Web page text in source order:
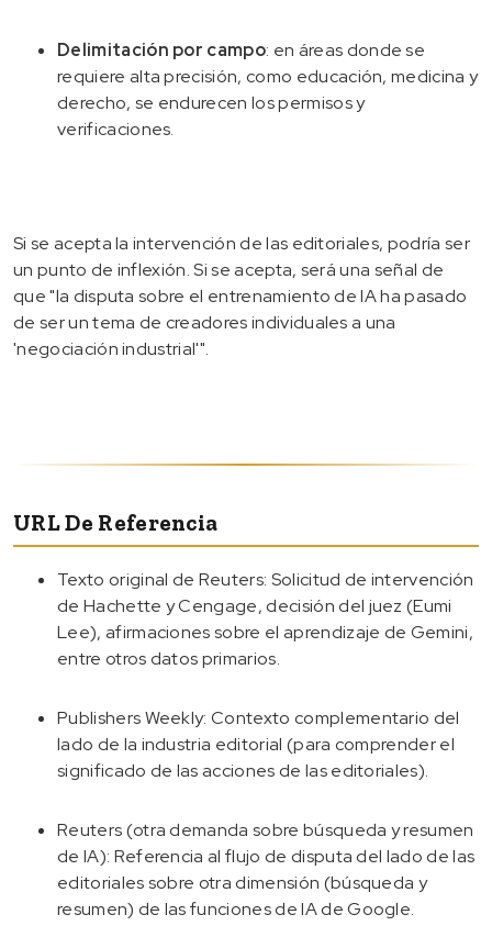
Delimitación por campo: en áreas donde se
requiere alta precisión, como educación, medicina y
derecho, se endurecen los permisos y
verificaciones.
Si se acepta la intervención de las editoriales, podría ser
un punto de inflexión. Si se acepta, será una señal de
que "la disputa sobre el entrenamiento de IA ha pasado
de ser un tema de creadores individuales a una
'negociación industrial'".
URL De Referencia
Texto original de Reuters: Solicitud de intervención
de Hachette y Cengage, decisión del juez (Eumi
Lee), afirmaciones sobre el aprendizaje de Gemini,
entre otros datos primarios.
Publishers Weekly: Contexto complementario del
lado de la industria editorial (para comprender el
significado de las acciones de las editoriales).
Reuters (otra demanda sobre búsqueda y resumen
de IA): Referencia al flujo de disputa del lado de las
editoriales sobre otra dimensión (búsqueda y
resumen) de las funciones de IA de Google.